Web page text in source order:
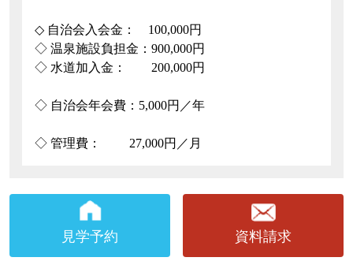
◇ 自治会入会金： 100,000円
◇ 温泉施設負担金：900,000円
◇ 水道加入金： 200,000円
◇ 自治会年会費：5,000円／年
◇ 管理費： 27,000円／月
見学予約 資料請求